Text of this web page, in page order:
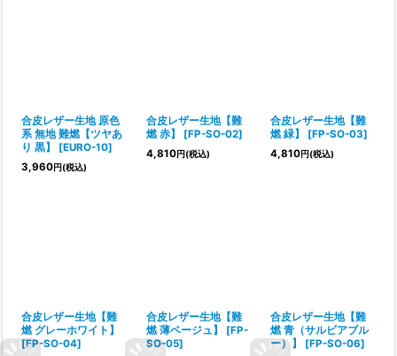
合皮レザー生地 原色
系 無地 難燃【ツヤあ
り 黒】
[EURO-10]
3,960円(税込)
合皮レザー生地【難
燃 赤】
[FP-SO-02]
4,810円(税込)
合皮レザー生地【難
燃 緑】
[FP-SO-03]
4,810円(税込)
合皮レザー生地【難
燃 グレーホワイト】
[FP-SO-04]
合皮レザー生地【難
燃 薄ベージュ】
[FP-
SO-05]
合皮レザー生地【難
燃 青（サルビアブル
ー）】
[FP-SO-06]